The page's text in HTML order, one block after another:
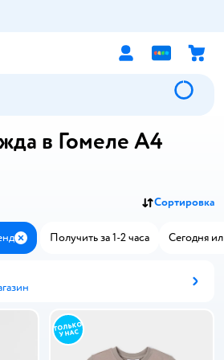
в Гомеле А4
Сортировка
ЗакрытьПолучить за 1-2 часа Сегодня